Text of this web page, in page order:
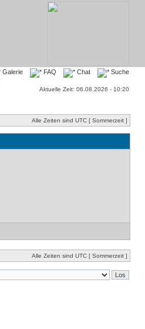
Galerie FAQ Chat Suche
Aktuelle Zeit: 06.08.2026 - 10:20
Alle Zeiten sind UTC [ Sommerzeit ]
Alle Zeiten sind UTC [ Sommerzeit ]